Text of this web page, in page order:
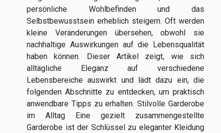
persönliche Wohlbefinden und das
Selbstbewusstsein erheblich steigern. Oft werden
kleine Veränderungen übersehen, obwohl sie
nachhaltige Auswirkungen auf die Lebensqualität
haben können. Dieser Artikel zeigt, wie sich
alltägliche Eleganz auf verschiedene
Lebensbereiche auswirkt und lädt dazu ein, die
folgenden Abschnitte zu entdecken, um praktisch
anwendbare Tipps zu erhalten. Stilvolle Garderobe
im Alltag Eine gezielt zusammengestellte
Garderobe ist der Schlüssel zu eleganter Kleidung